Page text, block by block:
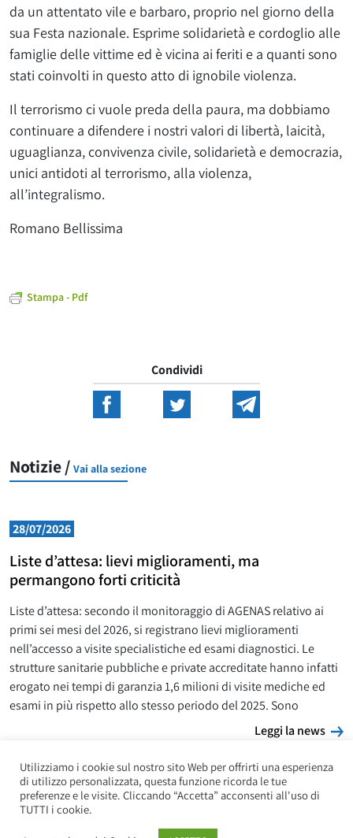
da un attentato vile e barbaro, proprio nel giorno della
sua Festa nazionale. Esprime solidarietà e cordoglio alle
famiglie delle vittime ed è vicina ai feriti e a quanti sono
stati coinvolti in questo atto di ignobile violenza.
Il terrorismo ci vuole preda della paura, ma dobbiamo
continuare a difendere i nostri valori di libertà, laicità,
uguaglianza, convivenza civile, solidarietà e democrazia,
unici antidoti al terrorismo, alla violenza,
all’integralismo.
Romano Bellissima
Stampa - Pdf
Condividi
Notizie / Vai alla sezione
28/07/2026
Liste d’attesa: lievi miglioramenti, ma
permangono forti criticità
Liste d’attesa: secondo il monitoraggio di AGENAS relativo ai
primi sei mesi del 2026, si registrano lievi miglioramenti
nell’accesso a visite specialistiche ed esami diagnostici. Le
strutture sanitarie pubbliche e private accreditate hanno infatti
erogato nei tempi di garanzia 1,6 milioni di visite mediche ed
esami in più rispetto allo stesso periodo del 2025. Sono
Leggi la news
Utilizziamo i cookie sul nostro sito Web per offrirti una esperienza
di utilizzo personalizzata, questa funzione ricorda le tue
preferenze e le visite. Cliccando “Accetta” acconsenti all'uso di
TUTTI i cookie.